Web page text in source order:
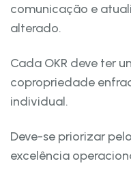
comunicação e
alterado.
Cada OKR deve ter
copropriedade
individual.
Deve-se priorizar
excelência